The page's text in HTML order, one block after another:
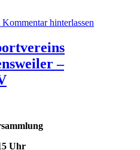
Kommentar hinterlassen
–
Uhr